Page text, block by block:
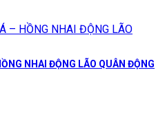
NHAI ĐỘNG LÃO QUÂN ĐỘNG